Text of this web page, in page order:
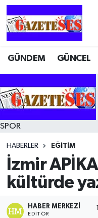
GÜNDEM GÜNCEL
SPOR
HABERLER EĞİTİM
İzmir
kültürde
HABER MERKEZI
EDITÖR